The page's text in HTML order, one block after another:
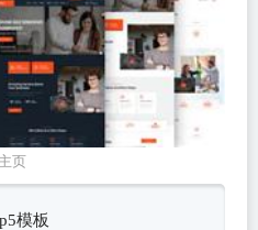
页
模板